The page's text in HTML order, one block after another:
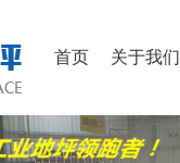
首页 关于我们